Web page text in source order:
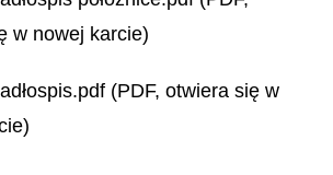
w nowej karcie)
(PDF, otwiera się w